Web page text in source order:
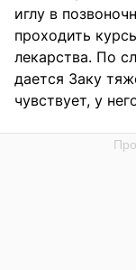
иглу в
проходить
лекарства. По
дается Заку
чувствует, у